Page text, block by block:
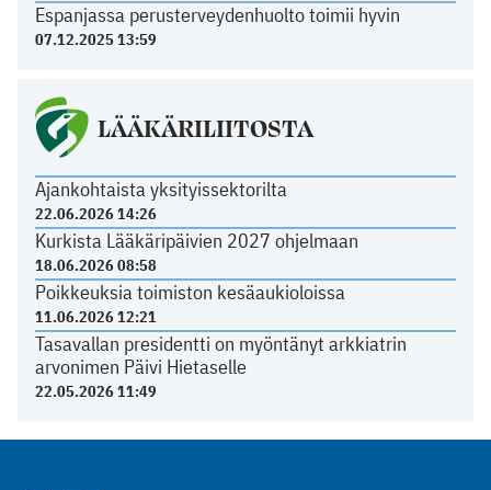
Espanjassa perusterveydenhuolto toimii hyvin
07.12.2025 13:59
LÄÄKÄRILIITOSTA
Ajankohtaista yksityissektorilta
22.06.2026 14:26
Kurkista Lääkäripäivien 2027 ohjelmaan
18.06.2026 08:58
Poikkeuksia toimiston kesäaukioloissa
11.06.2026 12:21
Tasavallan presidentti on myöntänyt arkkiatrin
arvonimen Päivi Hietaselle
22.05.2026 11:49